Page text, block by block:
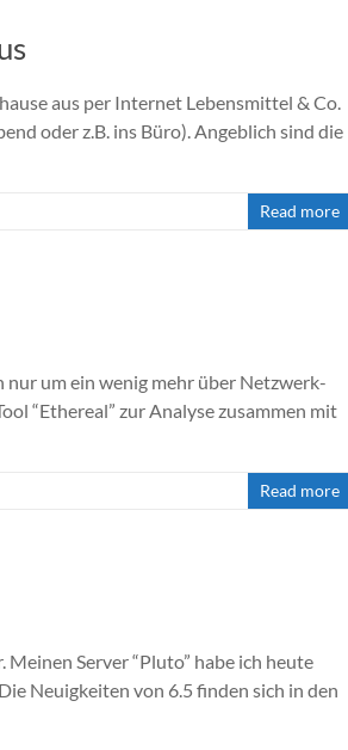
aus per Internet Lebensmittel & Co.
oder z.B. ins Büro). Angeblich sind die
Read more
um ein wenig mehr über Netzwerk-
“Ethereal” zur Analyse zusammen mit
Read more
Server “Pluto” habe ich heute
Neuigkeiten von 6.5 finden sich in den